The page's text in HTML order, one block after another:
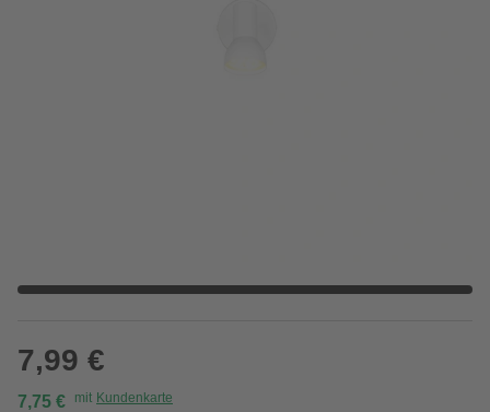
7,99 €
7,75 € mit Kundenkarte